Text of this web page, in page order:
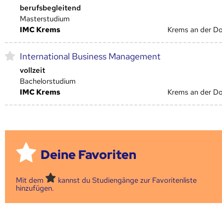
berufsbegleitend
Masterstudium
IMC Krems
Krems an der
International Business Management
vollzeit
Bachelorstudium
IMC Krems
Krems an der
Deine Favoriten
Mit dem
kannst du Studiengänge zur Favoritenliste
hinzufügen.